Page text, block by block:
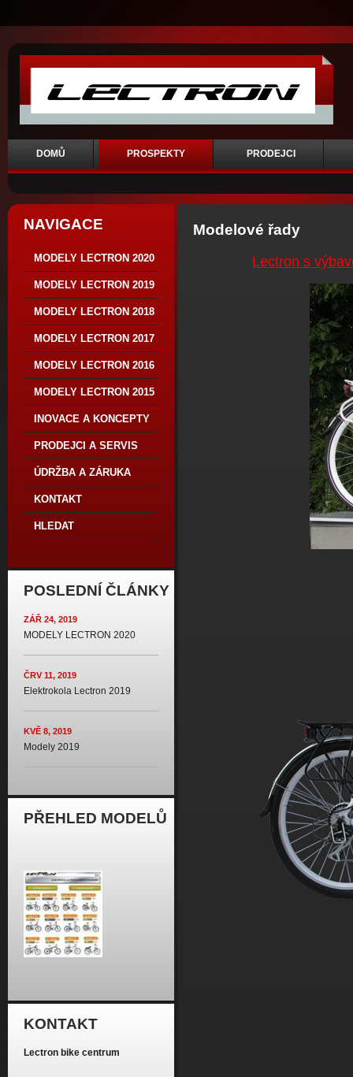
DOMŮ PROSPEKTY PRODEJCI
NAVIGACE
MODELY LECTRON 2020
MODELY LECTRON 2019
MODELY LECTRON 2018
MODELY LECTRON 2017
MODELY LECTRON 2016
MODELY LECTRON 2015
INOVACE A KONCEPTY
PRODEJCI A SERVIS
ÚDRŽBA A ZÁRUKA
KONTAKT
HLEDAT
POSLEDNÍ ČLÁNKY
ZÁŘ 24, 2019
MODELY LECTRON 2020
ČRV 11, 2019
Elektrokola Lectron 2019
KVĚ 8, 2019
Modely 2019
PŘEHLED MODELŮ
KONTAKT
Lectron bike centrum
Modelové řady
Lectron s